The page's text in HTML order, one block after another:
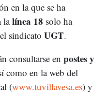
en la que se ha
lalínea 18 solo ha
sindicato UGT.
consultarse en postes y
como en la web del
(www.tuvillavesa.es) y